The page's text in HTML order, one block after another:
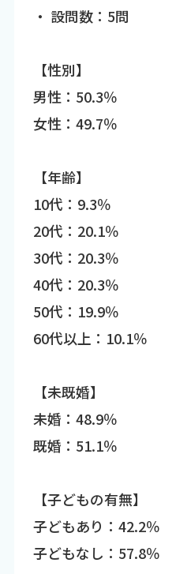
・ 設問数：5問
【性別】
男性：50.3％
女性：49.7％
【年齢】
10代：9.3％
20代：20.1％
30代：20.3％
40代：20.3％
50代：19.9％
60代以上：10.1％
【未既婚】
未婚：48.9％
既婚：51.1％
【子どもの有無】
子どもあり：42.2％
子どもなし：57.8％